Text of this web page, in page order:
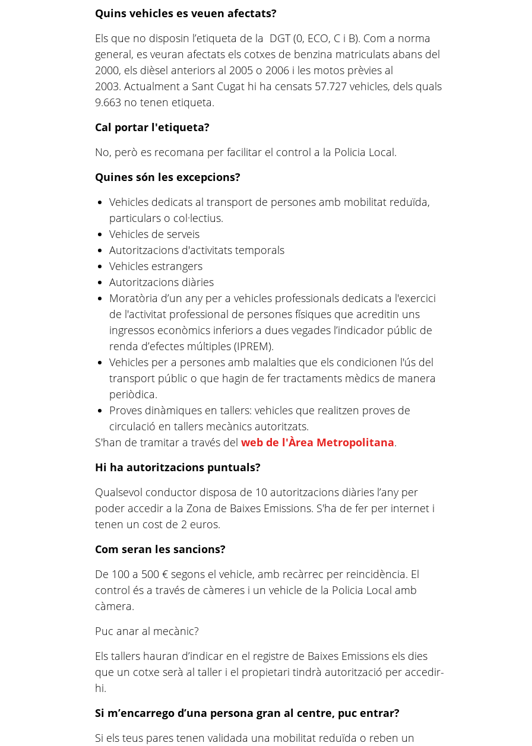
Quins vehicles es veuen afectats?
Els que no disposin l’etiqueta de la DGT (0, ECO, C i B). Com a norma
general, es veuran afectats els cotxes de benzina matriculats abans del
2000, els dièsel anteriors al 2005 o 2006 i les motos prèvies al
2003. Actualment a Sant Cugat hi ha censats 57.727 vehicles, dels quals
9.663 no tenen etiqueta.
Cal portar l'etiqueta?
No, però es recomana per facilitar el control a la Policia Local.
Quines són les excepcions?
Vehicles dedicats al transport de persones amb mobilitat reduïda,
particulars o col·lectius.
Vehicles de serveis
Autoritzacions d'activitats temporals
Vehicles estrangers
Autoritzacions diàries
Moratòria d’un any per a vehicles professionals dedicats a l'exercici
de l'activitat professional de persones físiques que acreditin uns
ingressos econòmics inferiors a dues vegades l’indicador públic de
renda d’efectes múltiples (IPREM).
Vehicles per a persones amb malalties que els condicionen l'ús del
transport públic o que hagin de fer tractaments mèdics de manera
periòdica.
Proves dinàmiques en tallers: vehicles que realitzen proves de
circulació en tallers mecànics autoritzats.
S'han de tramitar a través delweb de l'Àrea Metropolitana.
Hi ha autoritzacions puntuals?
Qualsevol conductor disposa de 10 autoritzacions diàries l’any per
poder accedir a la Zona de Baixes Emissions. S'ha de fer per internet i
tenen un cost de 2 euros.
Com seran les sancions?
De 100 a 500 € segons el vehicle, amb recàrrec per reincidència. El
control és a través de càmeres i un vehicle de la Policia Local amb
càmera.
Puc anar al mecànic?
Els tallers hauran d’indicar en el registre de Baixes Emissions els dies
que un cotxe serà al taller i el propietari tindrà autorització per accedir-
hi.
Si m’encarrego d’una persona gran al centre, puc entrar?
Si els teus pares tenen validada una mobilitat reduïda o reben un